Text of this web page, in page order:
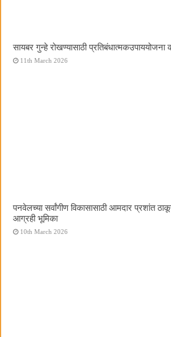
सायबर गुन्हे रोखण्यासाठी
11th March 2026
पनवेलच्या सर्वांगीण विकासासाठी आमदार प्रशांत
आग्रही भूमिका
10th March 2026